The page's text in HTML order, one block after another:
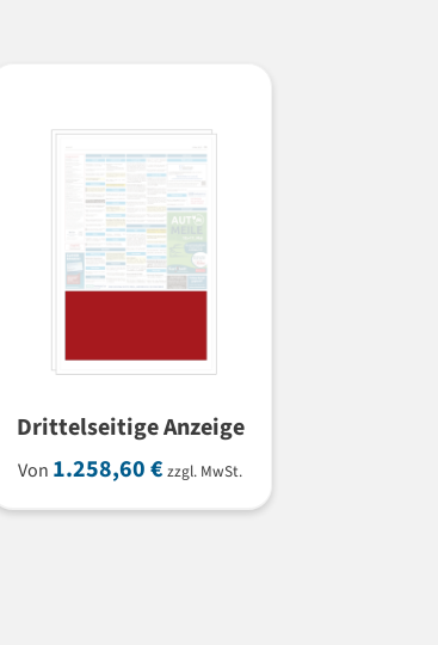
Drittelseitige Anzeige
Von 1.258,60€ zzgl. MwSt.